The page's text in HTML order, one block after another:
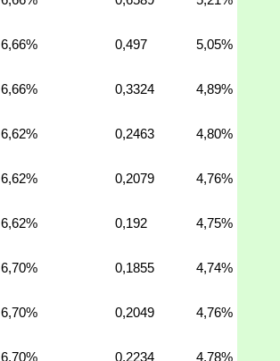
6,66% 0,497 5,05%
6,66% 0,3324 4,89%
6,62% 0,2463 4,80%
6,62% 0,2079 4,76%
6,62% 0,192 4,75%
6,70% 0,1855 4,74%
6,70% 0,2049 4,76%
6,70% 0,2234 4,78%